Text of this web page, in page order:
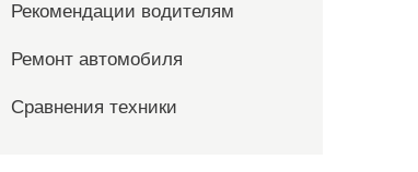
Рекомендации водителям
Ремонт автомобиля
Сравнения техники